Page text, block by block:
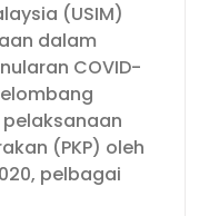
(USIM)
dalam
COVID-
(PKP) oleh
pelbagai